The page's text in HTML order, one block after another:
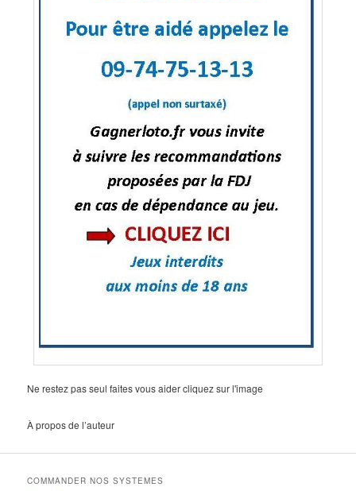
Ne restez pas seul faites vous aider cliquez sur l'image
À propos de l’auteur
COMMANDER NOS SYSTEMES